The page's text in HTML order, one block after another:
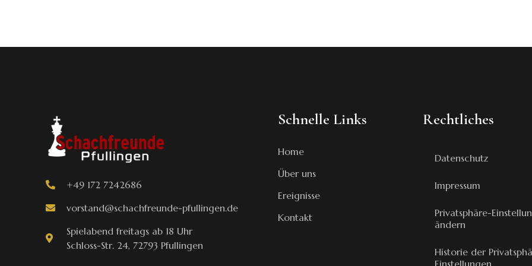
+49 172 7242686
vorstand@schachfreunde-pfullingen.de
Spielabend freitags ab 18 Uhr
Schloss-Str. 24, 72793 Pfullingen
Schnelle Links
Home
Über uns
Ereignisse
Kontakt
Rechtliches
Datenschutz
Impressum
Privatsphäre-
ändern
Historie der
Einstellungen